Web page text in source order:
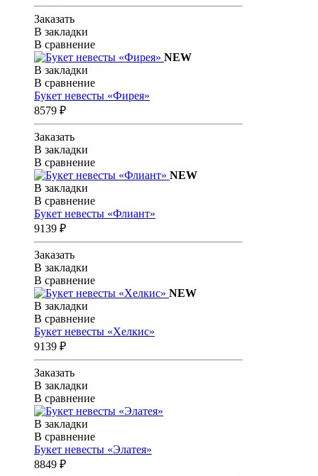
Заказать
В закладки
В сравнение
NEW
В закладки
В сравнение
Букет невесты «Фирея»
8579 ₽
Заказать
В закладки
В сравнение
NEW
В закладки
В сравнение
Букет невесты «Флиант»
9139 ₽
Заказать
В закладки
В сравнение
NEW
В закладки
В сравнение
Букет невесты «Хелкис»
9139 ₽
Заказать
В закладки
В сравнение
В закладки
В сравнение
Букет невесты «Элатея»
8849 ₽